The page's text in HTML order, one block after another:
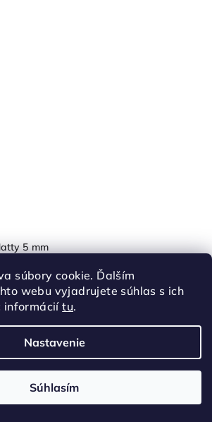
súbory cookie. Ďalším
webu vyjadrujete súhlas s ich
informáciítu.
Nastavenie
Súhlasím
5 mm
53 54 55 56 57 58 59 60
komentáre